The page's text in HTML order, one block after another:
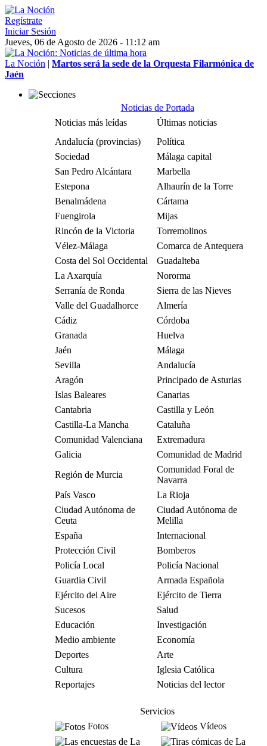
Regístrate
Iniciar Sesión
Jueves, 06 de Agosto de 2026 - 11:12 am
La Noción | Martos será la sede de la Orquesta Filarmónica de
Jaén
Noticias de Portada
Noticias más leídas
Últimas noticias
Andalucía (provincias)
Política
Sociedad
Málaga capital
San Pedro Alcántara
Marbella
Estepona
Alhaurín de la Torre
Benalmádena
Cártama
Fuengirola
Mijas
Rincón de la Victoria
Torremolinos
Vélez-Málaga
Comarca de Antequera
Costa del Sol Occidental
Guadalteba
La Axarquía
Nororma
Serranía de Ronda
Sierra de las Nieves
Valle del Guadalhorce
Almería
Cádiz
Córdoba
Granada
Huelva
Jaén
Málaga
Sevilla
Andalucía
Aragón
Principado de Asturias
Islas Baleares
Canarias
Cantabria
Castilla y León
Castilla-La Mancha
Cataluña
Comunidad Valenciana
Extremadura
Galicia
Comunidad de Madrid
Región de Murcia
Comunidad Foral de
Navarra
País Vasco
La Rioja
Ciudad Autónoma de
Ceuta
Ciudad Autónoma de
Melilla
España
Internacional
Protección Civil
Bomberos
Policía Local
Policía Nacional
Guardia Civil
Armada Española
Ejército del Aire
Ejército de Tierra
Sucesos
Salud
Educación
Investigación
Medio ambiente
Economía
Deportes
Arte
Cultura
Iglesia Católica
Reportajes
Noticias del lector
Servicios
Fotos
Vídeos